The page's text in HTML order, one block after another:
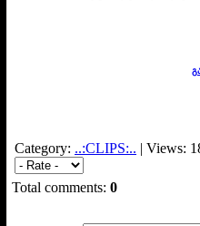
Category: ..:CLIPS:.. | Views:
Total comments: 0